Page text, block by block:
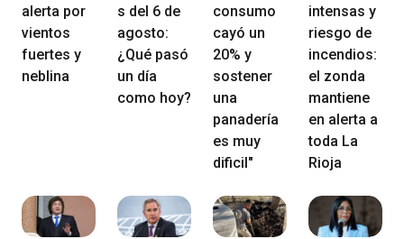
alerta por
vientos
fuertes y
neblina
s del 6 de
agosto:
¿Qué pasó
un día
como hoy?
consumo
cayó un
20% y
sostener
una
panadería
es muy
dificil"
intensas y
riesgo de
incendios:
el zonda
mantiene
en alerta a
toda La
Rioja